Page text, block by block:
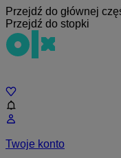
Przejdź do głównej
Przejdź do stopki
Twoje konto